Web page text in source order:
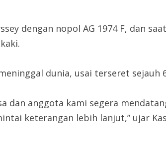
dengan nopol AG 1974 F, dan
dunia, usai terseret sejauh
dan anggota kami segera
keterangan lebih lanjut,” ujar